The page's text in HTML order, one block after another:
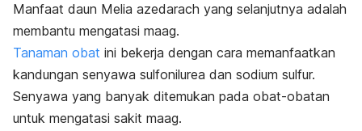
Manfaat daun Melia azedarach yang selanjutnya adalah
membantu mengatasi maag.
Tanaman obat ini bekerja dengan cara memanfaatkan
kandungan senyawa sulfonilurea dan sodium sulfur.
Senyawa yang banyak ditemukan pada obat-obatan
untuk mengatasi sakit maag.